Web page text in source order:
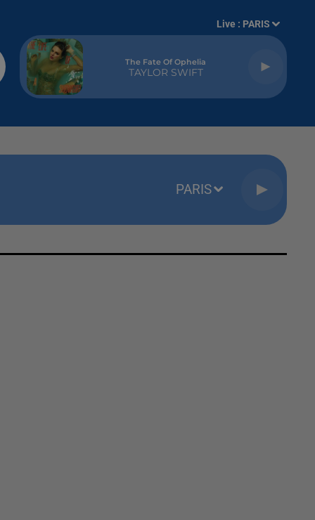
Live : PARIS
The Fate Of Ophelia
TAYLOR SWIFT
PARIS